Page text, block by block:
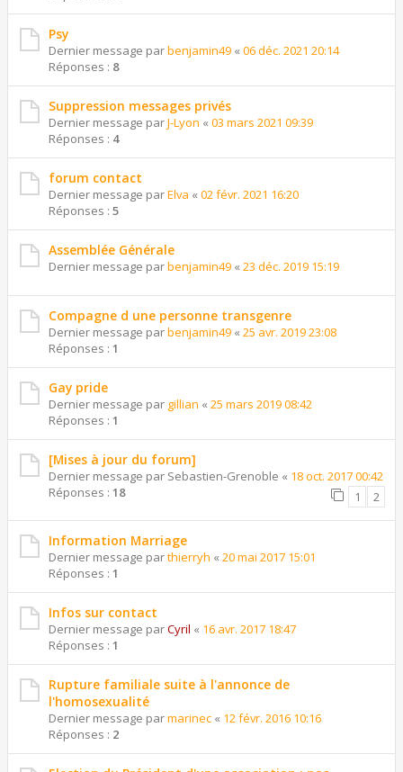
Psy
Dernier message parbenjamin49 « 06 déc. 2021 20:14
Réponses : 8
Suppression messages privés
Dernier message parJ-Lyon « 03 mars 2021 09:39
Réponses : 4
forum contact
Dernier message parElva « 02 févr. 2021 16:20
Réponses : 5
Assemblée Générale
Dernier message parbenjamin49 « 23 déc. 2019 15:19
Compagne d une personne transgenre
Dernier message parbenjamin49 « 25 avr. 2019 23:08
Réponses : 1
Gay pride
Dernier message par gillian « 25 mars 2019 08:42
Réponses : 1
[Mises à jour du forum]
Dernier message par Sebastien-Grenoble « 18 oct. 2017 00:42
Réponses : 18 1 2
Information Marriage
Dernier message parthierryh « 20 mai 2017 15:01
Réponses : 1
Infos sur contact
Dernier message parCyril « 16 avr. 2017 18:47
Réponses : 1
Rupture familiale suite à l'annonce de
l'homosexualité
Dernier message parmarinec « 12 févr. 2016 10:16
Réponses : 2